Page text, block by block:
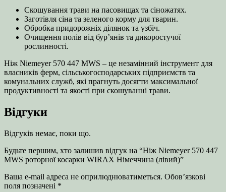
Скошування трави на пасовищах та сіножатях.
Заготівля сіна та зеленого корму для тварин.
Обробка придорожніх ділянок та узбіч.
Очищення полів від бур’янів та дикоростучої
рослинності.
Ніж Niemeyer 570 447 MWS – це незамінний інструмент для
власників ферм, сільськогосподарських підприємств та
комунальних служб, які прагнуть досягти максимальної
продуктивності та якості при скошуванні трави.
Відгуки
Відгуків немає, поки що.
Будьте першим, хто залишив відгук на “Ніж Niemeyer 570 447
MWS роторної косарки WIRAX Німеччина (лівий)”
Ваша e-mail адреса не оприлюднюватиметься. Обов’язкові
поля позначені *